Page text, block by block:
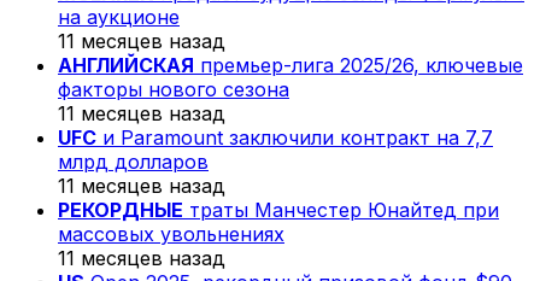
на аукционе
11 месяцев назад
АНГЛИЙСКАЯ премьер-лига 2025/26, ключевые
факторы нового сезона
11 месяцев назад
UFC и Paramount заключили контракт на 7,7
млрд долларов
11 месяцев назад
РЕКОРДНЫЕ траты Манчестер Юнайтед при
массовых увольнениях
11 месяцев назад